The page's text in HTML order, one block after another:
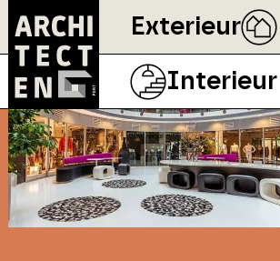
Exterieur
Interieur